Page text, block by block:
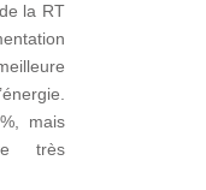
la RT
mais
très